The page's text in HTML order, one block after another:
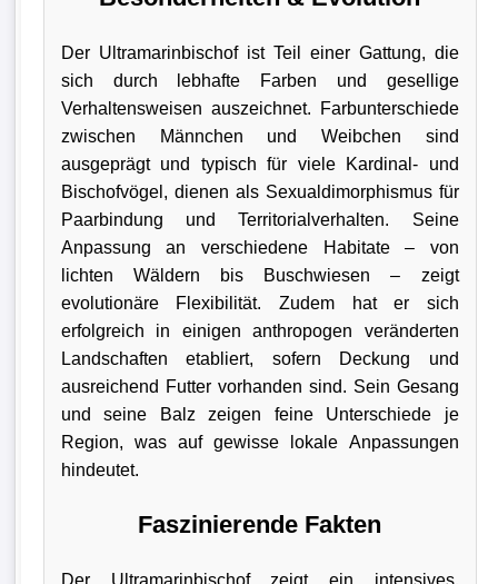
Der Ultramarinbischof ist Teil einer Gattung, die
sich durch lebhafte Farben und gesellige
Verhaltensweisen auszeichnet. Farbunterschiede
zwischen Männchen und Weibchen sind
ausgeprägt und typisch für viele Kardinal- und
Bischofvögel, dienen als Sexualdimorphismus für
Paarbindung und Territorialverhalten. Seine
Anpassung an verschiedene Habitate – von
lichten Wäldern bis Buschwiesen – zeigt
evolutionäre Flexibilität. Zudem hat er sich
erfolgreich in einigen anthropogen veränderten
Landschaften etabliert, sofern Deckung und
ausreichend Futter vorhanden sind. Sein Gesang
und seine Balz zeigen feine Unterschiede je
Region, was auf gewisse lokale Anpassungen
hindeutet.
Faszinierende Fakten